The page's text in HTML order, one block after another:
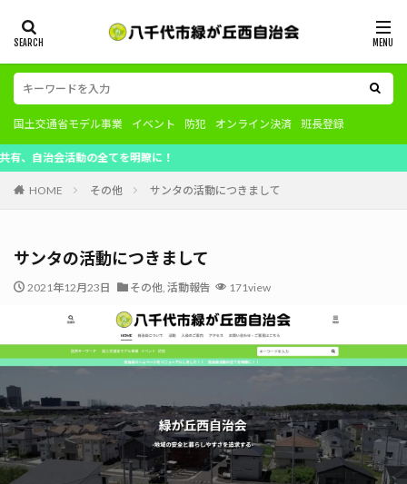
国土交通省モデル事業 イベント 防犯 オンライン決済 班長登録
活動の全てを明瞭に！
HOME その他 サンタの活動につきまして
サンタの活動につきまして
2021年12月23日 その他, 活動報告 171view